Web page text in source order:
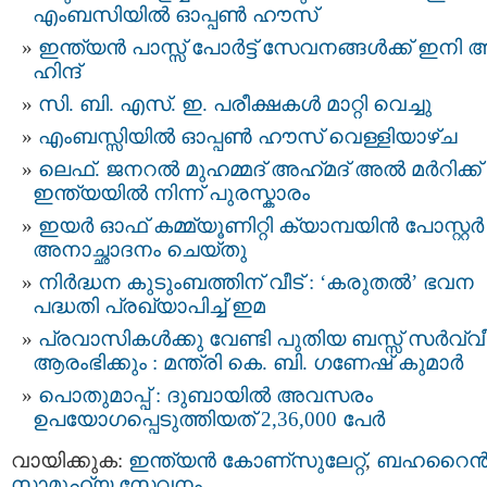
എംബസിയിൽ ഓപ്പൺ ഹൗസ്
ഇന്ത്യന്‍ പാസ്സ്‌ പോർട്ട് സേവനങ്ങള്‍ക്ക് ഇനി
ഹിന്ദ്
സി. ബി. എസ്. ഇ. പരീക്ഷകൾ മാറ്റി വെച്ചു
എംബസ്സിയിൽ ഓപ്പൺ ഹൗസ് വെള്ളിയാഴ്ച
ലെഫ്. ജനറൽ മുഹമ്മദ് അഹ്‌മദ്‌ അൽ മർറിക്ക്
ഇന്ത്യയിൽ നിന്ന് പുരസ്കാരം
ഇയർ ഓഫ് കമ്മ്യൂണിറ്റി ക്യാമ്പയിൻ പോസ്റ്റർ
അനാച്ഛാദനം ചെയ്തു
നിർദ്ധന കുടുംബത്തിന് വീട് : ‘കരുതൽ’ ഭവന
പദ്ധതി പ്രഖ്യാപിച്ച് ഇമ
പ്രവാസികൾക്കു വേണ്ടി പുതിയ ബസ്സ്
ആരംഭിക്കും : മന്ത്രി കെ. ബി. ഗണേഷ് കുമാര്‍
പൊതുമാപ്പ് : ദുബായിൽ അവസരം
ഉപയോഗപ്പെടുത്തിയത് 2,36,000 പേർ
വായിക്കുക: ഇന്ത്യന്‍ കോണ്സുലേറ്റ്,